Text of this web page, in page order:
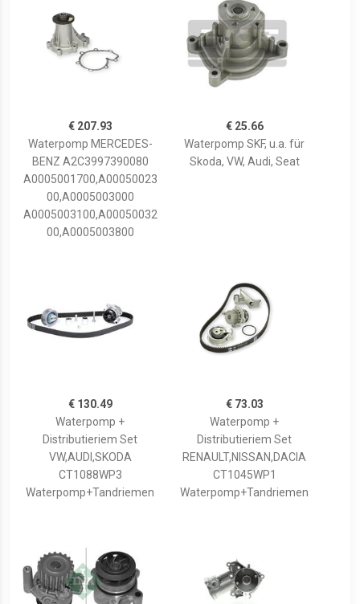
€ 207.93
Waterpomp MERCEDES-
BENZ A2C3997390080
A0005001700,A00050023
00,A0005003000
A0005003100,A00050032
00,A0005003800
€ 25.66
Waterpomp SKF, u.a. für
Skoda, VW, Audi, Seat
€ 130.49
Waterpomp +
Distributieriem Set
VW,AUDI,SKODA
CT1088WP3
Waterpomp+Tandriemen
€ 73.03
Waterpomp +
Distributieriem Set
RENAULT,NISSAN,DACIA
CT1045WP1
Waterpomp+Tandriemen